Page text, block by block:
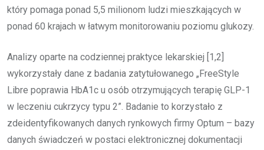
który pomaga ponad 5,5 milionom ludzi mieszkających w
ponad 60 krajach w łatwym monitorowaniu poziomu glukozy.
Analizy oparte na codziennej praktyce lekarskiej [1,2]
wykorzystały dane z badania zatytułowanego „FreeStyle
Libre poprawia HbA1c u osób otrzymujących terapię GLP-1
w leczeniu cukrzycy typu 2”. Badanie to korzystało z
zdeidentyfikowanych danych rynkowych firmy Optum – bazy
danych świadczeń w postaci elektronicznej dokumentacji